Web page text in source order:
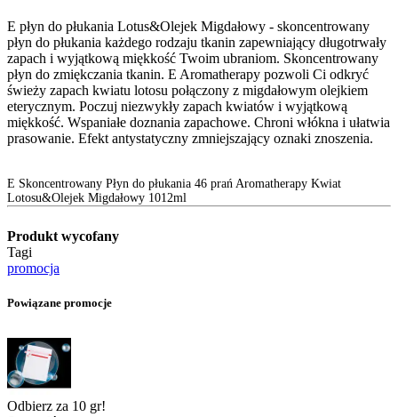
E płyn do płukania Lotus&Olejek Migdałowy - skoncentrowany
płyn do płukania każdego rodzaju tkanin zapewniający długotrwały
zapach i wyjątkową miękkość Twoim ubraniom. Skoncentrowany
płyn do zmiękczania tkanin. E Aromatherapy pozwoli Ci odkryć
świeży zapach kwiatu lotosu połączony z migdałowym olejkiem
eterycznym. Poczuj niezwykły zapach kwiatów i wyjątkową
miękkość. Wspaniałe doznania zapachowe. Chroni włókna i ułatwia
prasowanie. Efekt antystatyczny zmniejszający oznaki znoszenia.
E Skoncentrowany Płyn do płukania 46 prań Aromatherapy Kwiat
Lotosu&Olejek Migdałowy 1012ml
Produkt wycofany
Tagi
promocja
Powiązane promocje
Odbierz za 10 gr!